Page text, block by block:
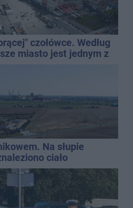
czołówce. Według
miasto jest jednym z
Na słupie
ciało